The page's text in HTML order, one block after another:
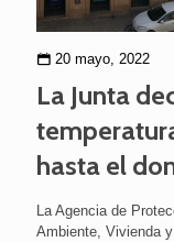
20 mayo, 2022
La Junta
hasta el
La Agencia de
Ambiente, Vivienda